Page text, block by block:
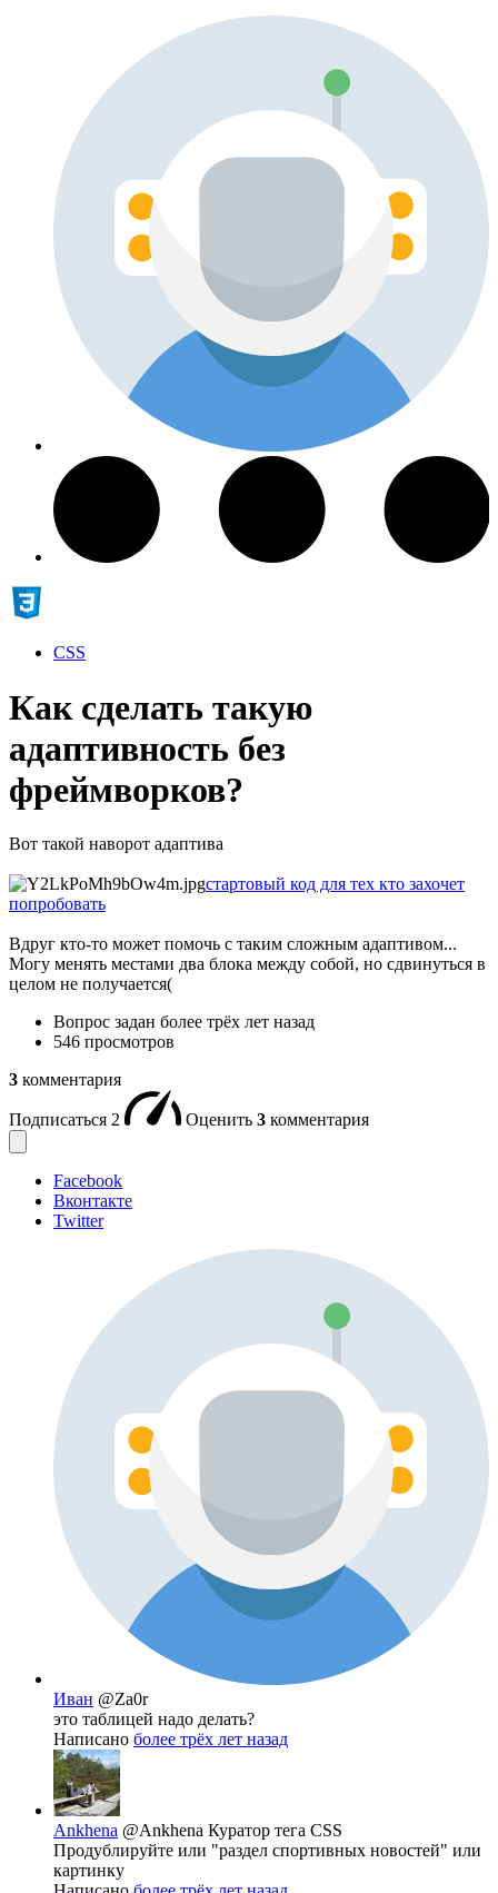
CSS
Как сделать такую
адаптивность без
фреймворков?
Вот такой наворот адаптива
стартовый код для тех кто захочет
попробовать
Вдруг кто-то может помочь с таким сложным адаптивом...
Могу менять местами два блока между собой, но сдвинуться в
целом не получается(
Вопрос задан более трёх лет назад
546 просмотров
3 комментария
Подписаться 2 Оценить 3 комментария
Facebook
Вконтакте
Twitter
Иван @Za0r
это таблицей надо делать?
Написано более трёх лет назад
Ankhena @Ankhena Куратор тега CSS
Продублируйте или "раздел спортивных новостей" или
картинку